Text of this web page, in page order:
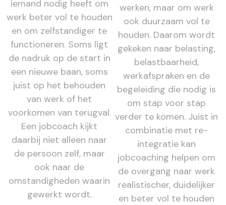
iemand nodig heeft om
werk beter vol te houden
en om zelfstandiger te
functioneren. Soms ligt
de nadruk op de start in
een nieuwe baan, soms
juist op het behouden
van werk of het
voorkomen van terugval.
Een jobcoach kijkt
daarbij niet alleen naar
de persoon zelf, maar
ook naar de
omstandigheden waarin
gewerkt wordt.
werken, maar om werk
ook duurzaam vol te
houden. Daarom wordt
gekeken naar belasting,
belastbaarheid,
werkafspraken en de
begeleiding die nodig is
om stap voor stap
verder te komen. Juist in
combinatie met re-
integratie kan
jobcoaching helpen om
de overgang naar werk
realistischer, duidelijker
en beter vol te houden